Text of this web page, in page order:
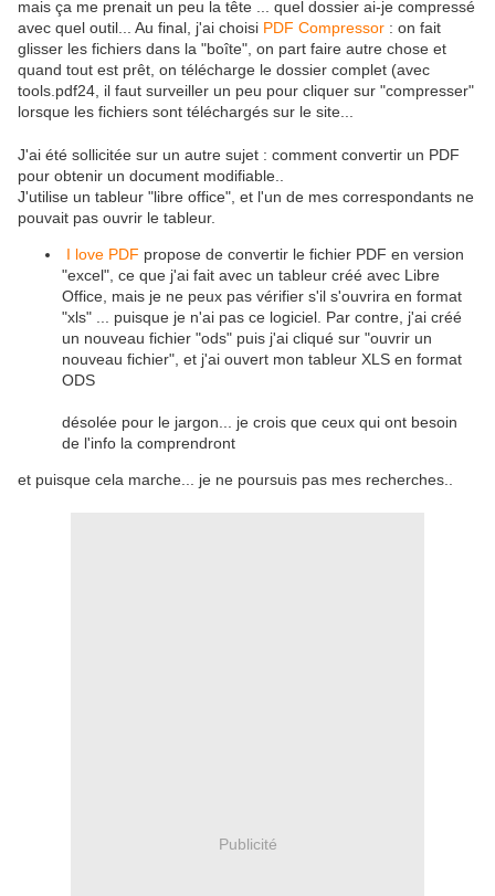
mais ça me prenait un peu la tête ... quel dossier ai-je compressé
avec quel outil... Au final, j'ai choisi PDF Compressor : on fait
glisser les fichiers dans la "boîte", on part faire autre chose et
quand tout est prêt, on télécharge le dossier complet (avec
tools.pdf24, il faut surveiller un peu pour cliquer sur "compresser"
lorsque les fichiers sont téléchargés sur le site...
J'ai été sollicitée sur un autre sujet : comment convertir un PDF
pour obtenir un document modifiable..
J'utilise un tableur "libre office", et l'un de mes correspondants ne
pouvait pas ouvrir le tableur.
I love PDF propose de convertir le fichier PDF en version
"excel", ce que j'ai fait avec un tableur créé avec Libre
Office, mais je ne peux pas vérifier s'il s'ouvrira en format
"xls" ... puisque je n'ai pas ce logiciel. Par contre, j'ai créé
un nouveau fichier "ods" puis j'ai cliqué sur "ouvrir un
nouveau fichier", et j'ai ouvert mon tableur XLS en format
ODS
désolée pour le jargon... je crois que ceux qui ont besoin
de l'info la comprendront
et puisque cela marche... je ne poursuis pas mes recherches..
Publicité